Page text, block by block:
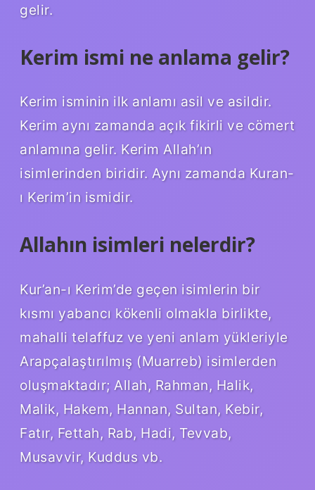
gelir.
Kerim ismi ne anlama gelir?
Kerim isminin ilk anlamı asil ve asildir.
Kerim aynı zamanda açık fikirli ve cömert
anlamına gelir. Kerim Allah’ın
isimlerinden biridir. Aynı zamanda Kuran-
ı Kerim’in ismidir.
Allahın isimleri nelerdir?
Kur’an-ı Kerim’de geçen isimlerin bir
kısmı yabancı kökenli olmakla birlikte,
mahalli telaffuz ve yeni anlam yükleriyle
Arapçalaştırılmış (Muarreb) isimlerden
oluşmaktadır; Allah, Rahman, Halik,
Malik, Hakem, Hannan, Sultan, Kebir,
Fatır, Fettah, Rab, Hadi, Tevvab,
Musavvir, Kuddus vb.